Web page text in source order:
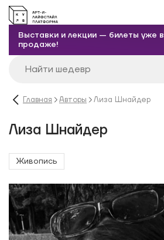
Выставки и лекции — билеты уже в
продаже!
Главная Авторы Лиза Шнайдер
Лиза Шнайдер
Живопись